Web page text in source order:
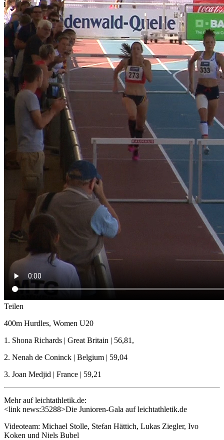
Teilen
400m Hurdles, Women U20
1. Shona Richards | Great Britain | 56,81,
2. Nenah de Coninck | Belgium | 59,04
3. Joan Medjid | France | 59,21
Mehr auf leichtathletik.de:
<link news:35288>Die Junioren-Gala auf leichtathletik.de
Videoteam: Michael Stolle, Stefan Hättich, Lukas Ziegler, Ivo
Koken und Niels Bubel